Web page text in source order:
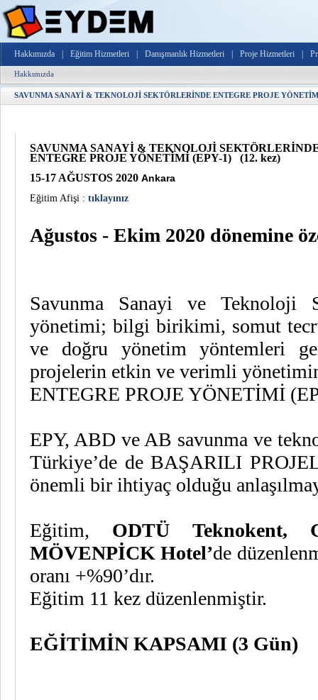
Hakkımızda Eğitim Hizmetleri Danışmanlık Hizmetleri Proje Hizmetleri
Hakkımızda
SAVUNMA SANAYİ & TEKNOLOJİ SEKTÖRLERİNDE ENTEGRE PROJE
SAVUNMA SANAYİ & TEKNOLOJİ
ENTEGRE PROJE YÖNETİMİ (EPY-1) (12. kez)
15-17 AĞUSTOS 2020 Ankara
Eğitim Afişi : tıklayınız
Ağustos - Ekim 2020 dönemine
Savunma Sanayi ve Teknoloji
yönetimi; bilgi birikimi, somut
ve doğru yönetim yöntemleri
projelerin etkin ve verimli
ENTEGRE PROJE YÖNETİMİ
EPY, ABD ve AB savunma ve
Türkiye’de de BAŞARILI
önemli bir ihtiyaç olduğu
Eğitim, ODTÜ Teknokent,
MÖVENPİCK Hotel’de
oranı +%90’dır.
Eğitim 11 kez düzenlenmiştir.
EĞİTİMİN KAPSAMI (3 Gün)